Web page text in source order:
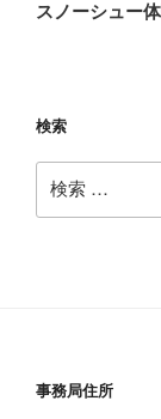
ゲ
ン
の
スノーシュー
検索
検
索:
事務局住所